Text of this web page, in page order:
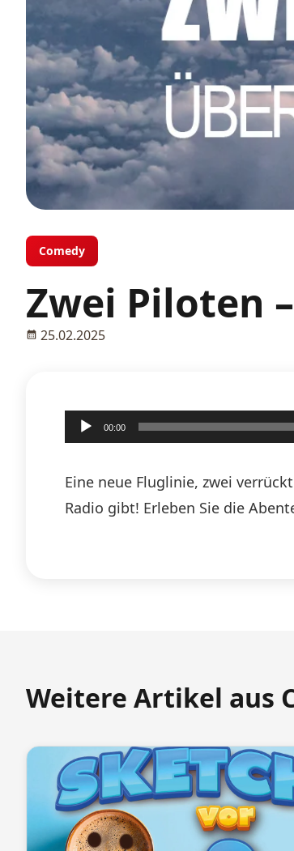
Comedy
Zwei Piloten
25.02.2025
Audio-
Player
00:00
Eine neue Fluglinie, zwei
Radio gibt! Erleben Sie die
Weitere Artikel aus